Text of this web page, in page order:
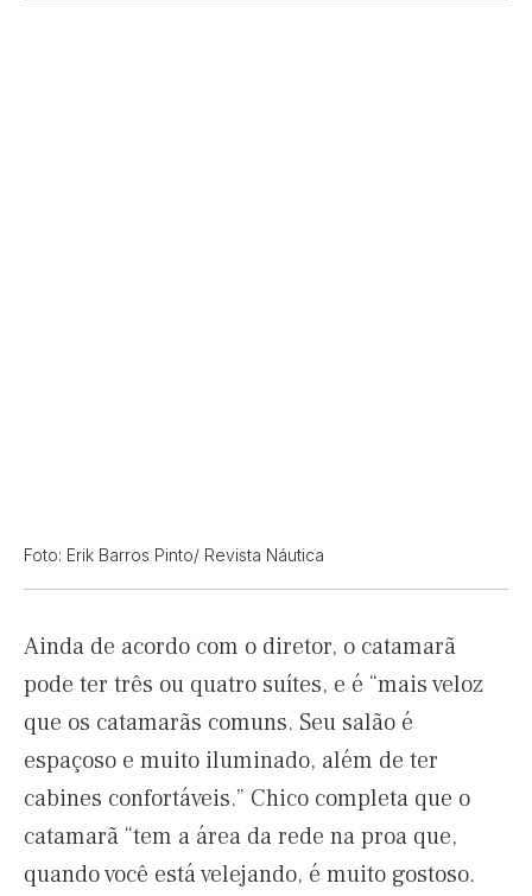
Foto: Erik Barros Pinto/ Revista Náutica
Ainda de acordo com o diretor, o catamarã
pode ter três ou quatro suítes, e é “mais veloz
que os catamarãs comuns. Seu salão é
espaçoso e muito iluminado, além de ter
cabines confortáveis.” Chico completa que o
catamarã “tem a área da rede na proa que,
quando você está velejando, é muito gostoso.